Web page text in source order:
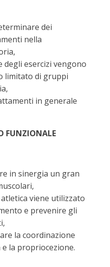
dei
nella
esercizi vengono
limitato di gruppi
in generale
FUNZIONALE
in sinergia un gran
viene utilizzato
e prevenire gli
la coordinazione
la propriocezione.